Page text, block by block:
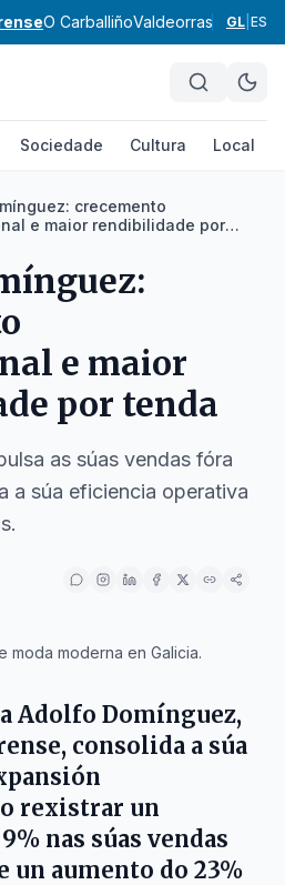
O CarballiñoValdeorras Verín A
GL ES
Sociedade Cultura Local
crecemento
e maior rendibilidade por
e maior
por tenda
as súas vendas fóra
a súa eficiencia operativa
moda moderna en Galicia.
Adolfo Domínguez,
, consolida a súa
rexistrar un
nas súas vendas
un aumento do 23%